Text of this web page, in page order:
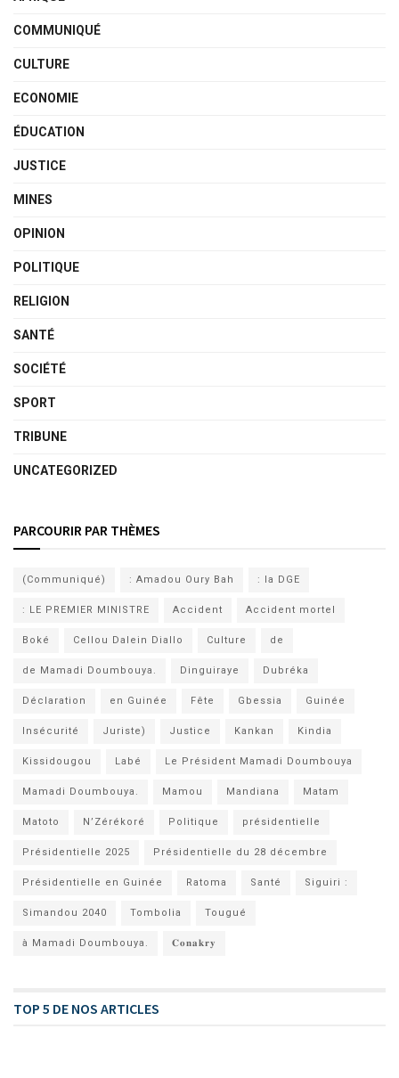
COMMUNIQUÉ
CULTURE
ECONOMIE
ÉDUCATION
JUSTICE
MINES
OPINION
POLITIQUE
RELIGION
SANTÉ
SOCIÉTÉ
SPORT
TRIBUNE
UNCATEGORIZED
PARCOURIR PAR THÈMES
(Communiqué) : Amadou Oury Bah : la DGE
: LE PREMIER MINISTRE Accident Accident mortel
Boké Cellou Dalein Diallo Culture de
de Mamadi Doumbouya. Dinguiraye Dubréka
Déclaration en Guinée Fête Gbessia Guinée
Insécurité Juriste) Justice Kankan Kindia
Kissidougou Labé Le Président Mamadi Doumbouya
Mamadi Doumbouya. Mamou Mandiana Matam
Matoto N’Zérékoré Politique présidentielle
Présidentielle 2025 Présidentielle du 28 décembre
Présidentielle en Guinée Ratoma Santé Siguiri :
Simandou 2040 Tombolia Tougué
à Mamadi Doumbouya. 𝐂𝐨𝐧𝐚𝐤𝐫𝐲
TOP 5 DE NOS ARTICLES